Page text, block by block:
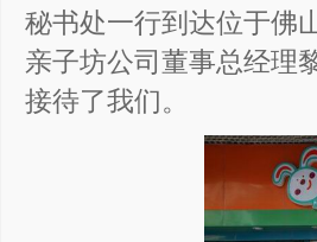
秘书处一行到达位于佛
亲子坊公司董事总经理
接待了我们。